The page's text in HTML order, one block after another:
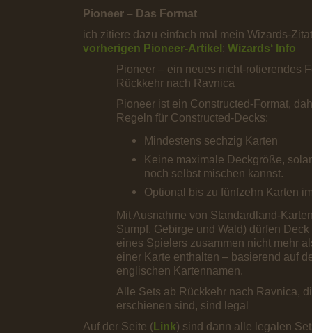
Pioneer – Das Format
ich zitiere dazu einfach mal mein Wizards-
vorherigen Pioneer-Artikel: Wizards‘ Info
Pioneer – ein neues nicht-rotierendes
Rückkehr nach Ravnica
Pioneer ist ein Constructed-Format,
Regeln für Constructed-Decks:
Mindestens sechzig Karten
Keine maximale Deckgröße,
noch selbst mischen kannst.
Optional bis zu fünfzehn Karten
Mit Ausnahme von Standardland-
Sumpf, Gebirge und Wald) dürfen
eines Spielers zusammen nicht mehr
einer Karte enthalten – basierend auf
englischen Kartennamen.
Alle Sets ab Rückkehr nach Ravnica,
erschienen sind, sind legal
Auf der Seite (Link) sind dann alle legalen